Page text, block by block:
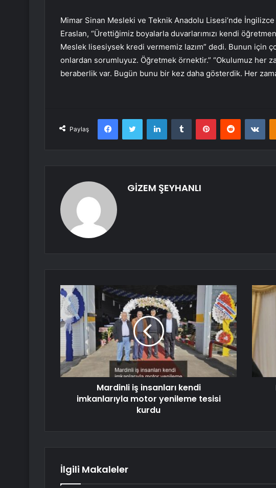
Mimar Sinan Mesleki ve Teknik Anadolu Lisesi’nde
Eraslan, “Ürettiğimiz boyalarla duvarlarımızı kendi
Meslek lisesiysek kredi vermemiz lazım” dedi. Bunun için
onlardan sorumluyuz. Öğretmek örnektir.” “Okulumuz her
beraberlik var. Bugün bunu bir kez daha gösterdik. Her
Paylaş
FacebookTwitter LinkedInTumblr PinterestReddit
GİZEM ŞEYHANLI
Mardinli iş insanları kendi
imkanlarıyla motor yenileme tesisi
kurdu
İlgili Makaleler